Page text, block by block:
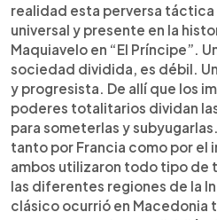
realidad esta perversa táctica
universal y presente en la
Maquiavelo en “El Príncipe”.
sociedad dividida, es débil.
y progresista. De allí que los
poderes totalitarios dividan
para someterlas y
tanto por Francia como por
ambos utilizaron todo tipo de
las diferentes regiones de la
clásico ocurrió en Macedonia